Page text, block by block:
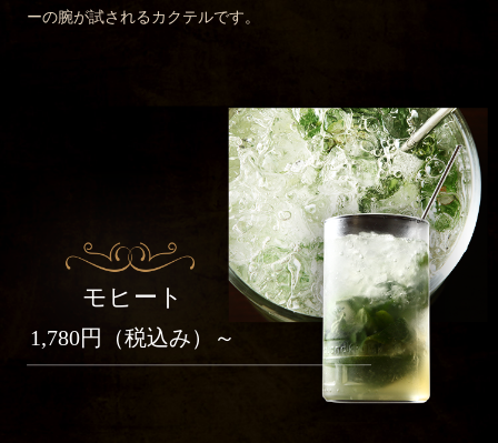
ーの腕が試されるカクテルです。
モヒート
1,780円（税込み）～